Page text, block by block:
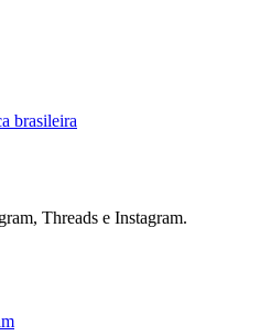
brasileira
Threads e Instagram.